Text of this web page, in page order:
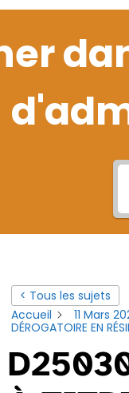
< Tous les sujets
Accueil
11 Mars
DÉROGATOIRE EN